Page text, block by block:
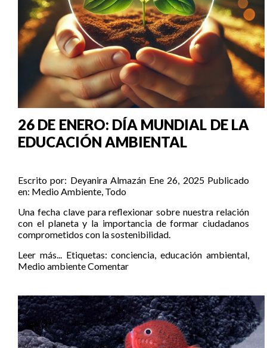
26 DE ENERO: DÍA MUNDIAL DE LA
EDUCACIÓN AMBIENTAL
Escrito por: Deyanira Almazán Ene 26, 2025 Publicado
en: Medio Ambiente, Todo
Una fecha clave para reflexionar sobre nuestra relación
con el planeta y la importancia de formar ciudadanos
comprometidos con la sostenibilidad.
Leer más... Etiquetas:conciencia,educación ambiental,
Medio ambienteComentar